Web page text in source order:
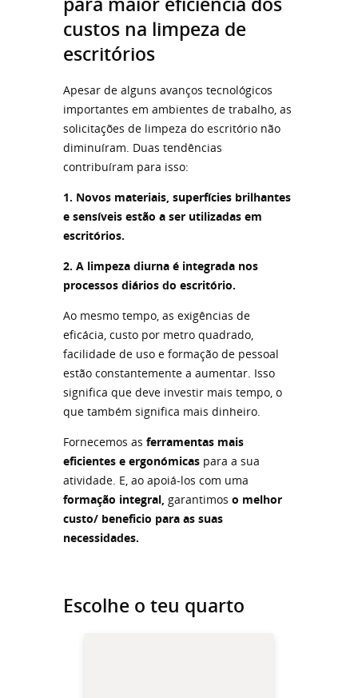
custos na limpeza de
escritórios
Apesar de alguns avanços tecnológicos
importantes em ambientes de trabalho, as
solicitações de limpeza do escritório não
diminuíram. Duas tendências
contribuíram para isso:
1. Novos materiais, superfícies brilhantes
e sensíveis estão a ser utilizadas em
escritórios.
2. A limpeza diurna é integrada nos
processos diários do escritório.
Ao mesmo tempo, as exigências de
eficácia, custo por metro quadrado,
facilidade de uso e formação de pessoal
estão constantemente a aumentar. Isso
significa que deve investir mais tempo, o
que também significa mais dinheiro.
Fornecemos as ferramentas mais
eficientes e ergonómicas para a sua
atividade. E, ao apoiá-los com uma
formação integral, garantimos o melhor
custo/ beneficio para as suas
necessidades.
Escolhe o teu quarto